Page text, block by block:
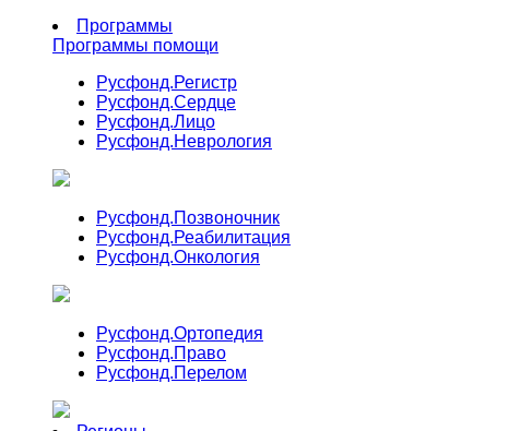
Программы
Программы помощи
Русфонд.Регистр
Русфонд.Сердце
Русфонд.Лицо
Русфонд.Неврология
Русфонд.Позвоночник
Русфонд.Реабилитация
Русфонд.Онкология
Русфонд.Ортопедия
Русфонд.Право
Русфонд.Перелом